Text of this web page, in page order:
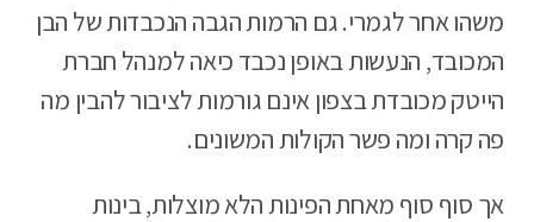
משהו אחר לגמרי. גם הרמות הגבה הנכבדות של הבן
המכובד, הנעשות באופן נכבד כיאה למנהל חברת
הייטק מכובדת בצפון אינם גורמות לציבור להבין מה
פה קרה ומה פשר הקולות המשונים.
אך סוף סוף מאחת הפינות הלא מוצלות, בינות